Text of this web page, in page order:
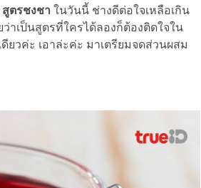
สูตรชงชา ในวันนี้ ช่างดีต่อใจเหลือเกิน
าเป็นสูตรที่ใครได้ลองก็ต้องติดใจใน
วค่ะ เอาล่ะค่ะ มาเตรียมจดส่วนผสม